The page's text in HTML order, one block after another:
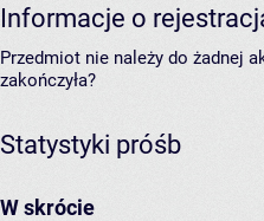
Informacje o
Przedmiot nie należy do żadnej
zakończyła?
Statystyki próśb
W skrócie